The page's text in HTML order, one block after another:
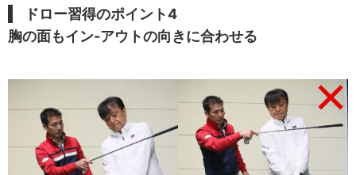
ドロー習得のポイント4
胸の面もイン‐アウトの向きに合わせる